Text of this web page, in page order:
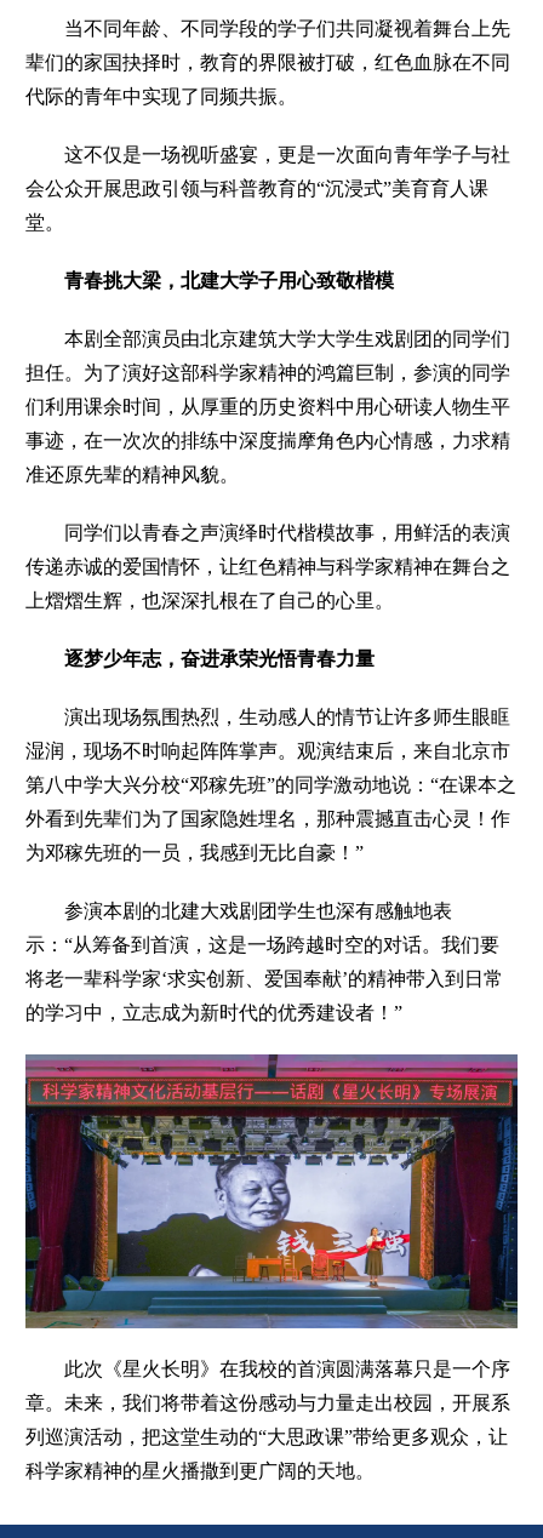
当不同年龄、不同学段的学子们共同凝视着舞台上先
辈们的家国抉择时，教育的界限被打破，红色血脉在不同
代际的青年中实现了同频共振。
这不仅是一场视听盛宴，更是一次面向青年学子与社
会公众开展思政引领与科普教育的“沉浸式”美育育人课
堂。
青春挑大梁，北建大学子用心致敬楷模
本剧全部演员由北京建筑大学大学生戏剧团的同学们
担任。 为了演好这部科学家精神的鸿篇巨制，参演的同学
们利用课余时间，从厚重的历史资料中用心研读人物生平
事迹，在一次次的排练中深度揣摩角色内心情感，力求精
准还原先辈的精神风貌。
同学们以青春之声演绎时代楷模故事，用鲜活的表演
传递赤诚的爱国情怀，让红色精神与科学家精神在舞台之
上熠熠生辉，也深深扎根在了自己的心里。
逐梦少年志，奋进承荣光悟青春力量
演出现场氛围热烈，生动感人的情节让许多师生眼眶
湿润，现场不时响起阵阵掌声。观演结束后，来自北京市
第八中学大兴分校“邓稼先班”的同学激动地说：“在课本之
外看到先辈们为了国家隐姓埋名，那种震撼直击心灵！作
为邓稼先班的一员，我感到无比自豪！”
参演本剧的北建大戏剧团学生也深有感触地表
示：“从筹备到首演，这是一场跨越时空的对话。我们要
将老一辈科学家‘求实创新、爱国奉献’的精神带入到日常
的学习中，立志成为新时代的优秀建设者！”
此次《星火长明》在我校的首演圆满落幕只是一个序
章。未来，我们将带着这份感动与力量走出校园，开展系
列巡演活动，把这堂生动的“大思政课”带给更多观众，让
科学家精神的星火播撒到更广阔的天地。